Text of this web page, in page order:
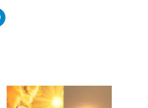
Haz
clic
una
ventana
nueva)